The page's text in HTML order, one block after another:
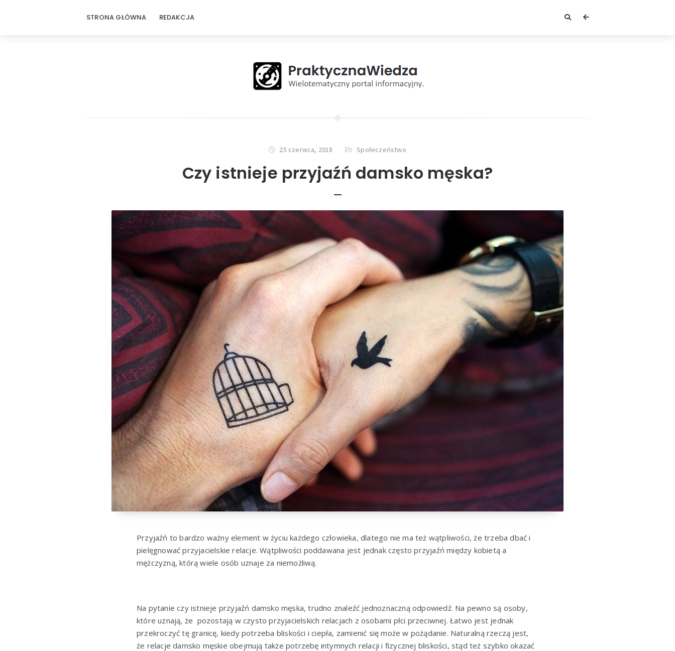
STRONA GŁÓWNA REDAKCJA
25 czerwca, 2018 Społeczeństwo
Czy istnieje przyjaźń damsko męska?
Przyjaźń to bardzo ważny element w życiu każdego człowieka, dlatego nie ma też wątpliwości, że trzeba dbać i
pielęgnować przyjacielskie relacje. Wątpliwości poddawana jest jednak często przyjaźń między kobietą a
mężczyzną, którą wiele osób uznaje za niemożliwą.
Na pytanie czy istnieje przyjaźń damsko męska, trudno znaleźć jednoznaczną odpowiedź. Na pewno są osoby,
które uznają, że pozostają w czysto przyjacielskich relacjach z osobami płci przeciwnej. Łatwo jest jednak
przekroczyć tę granicę, kiedy potrzeba bliskości i ciepła, zamienić się może w pożądanie. Naturalną rzeczą jest,
że relacje damsko męskie obejmują także potrzebę intymnych relacji i fizycznej bliskości, stąd też szybko okazać